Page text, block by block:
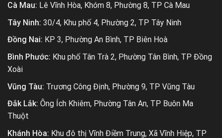
Cà Mau: Lê Vĩnh Hòa, Khóm 8, Phường 8, TP Cà Mau
Tây Ninh: 30/4, Khu phố 4, Phường 2, TP Tây Ninh
Đồng Nai: KP 3, Phường An Bình, TP Biên Hoà
Bình Phước: Khu phố Tân Trà 2, Phường Tân Bình, TP Đồng
Xoài
Vũng Tàu: Trương Công Định, Phường 9, TP Vũng Tàu
Đắk Lắk: Ông Ích Khiêm, Phường Tân An, TP Buôn Ma
Thuột
Khánh Hòa: Khu đô thị Vĩnh Điềm Trung, Xã Vĩnh Hiệp, TP